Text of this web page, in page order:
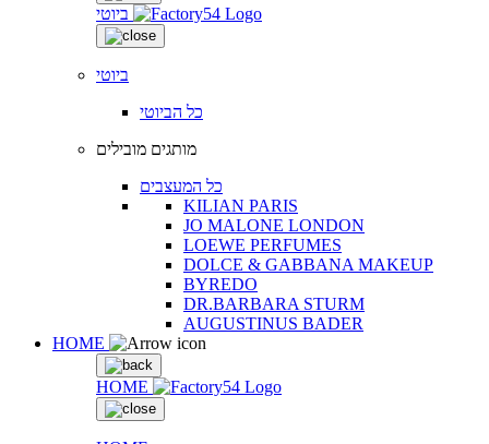
ביוטי
ביוטי
כל הביוטי
מותגים מובילים
כל המעצבים
KILIAN PARIS
JO MALONE LONDON
LOEWE PERFUMES
DOLCE & GABBANA MAKEUP
BYREDO
DR.BARBARA STURM
AUGUSTINUS BADER
HOME
HOME